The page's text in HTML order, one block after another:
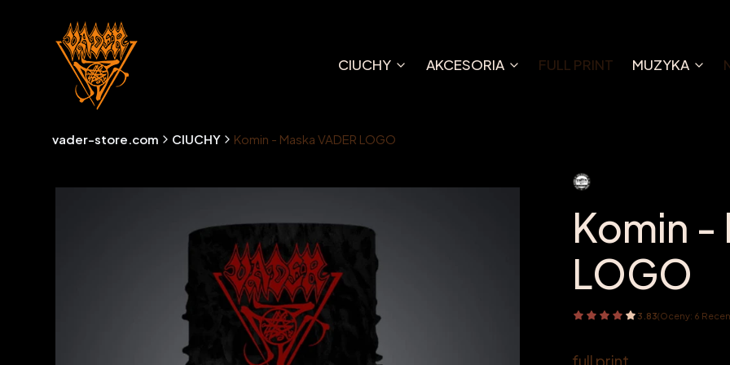
CIUCHY AKCESORIA FULL PRINT MUZYKA
vader-store.com CIUCHY Komin - Maska VADER LOGO
Komin -
LOGO
3.83(Oceny: 6
full print